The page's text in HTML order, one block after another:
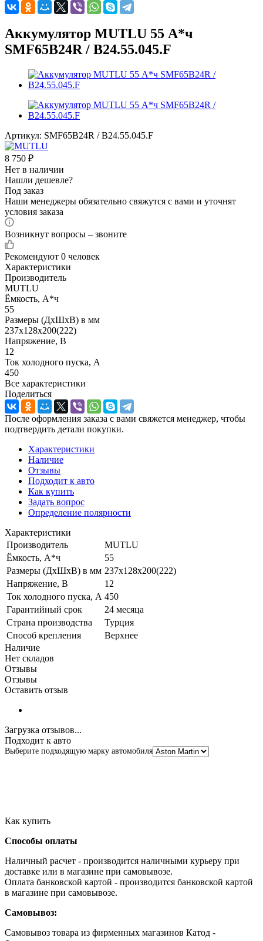
Аккумулятор MUTLU 55 А*ч
SMF65B24R / B24.55.045.F
Артикул: SMF65B24R / B24.55.045.F
8 750 ₽
Нет в наличии
Нашли дешевле?
Под заказ
Наши менеджеры обязательно свяжутся с вами и уточнят
условия заказа
Возникнут вопросы – звоните
Рекомендуют 0 человек
Характеристики
Производитель
MUTLU
Ёмкость, А*ч
55
Размеры (ДхШхВ) в мм
237х128х200(222)
Напряжение, В
12
Ток холодного пуска, А
450
Все характеристики
Поделиться
После оформления заказа с вами свяжется менеджер, чтобы
подтвердить детали покупки.
Характеристики
Наличие
Отзывы
Подходит к авто
Как купить
Задать вопрос
Определение полярности
Характеристики
Производитель
MUTLU
Ёмкость, А*ч
55
Размеры (ДхШхВ) в мм 237х128х200(222)
Напряжение, В
12
Ток холодного пуска, А 450
Гарантийный срок
24 месяца
Страна производства
Турция
Способ крепления
Верхнее
Наличие
Нет складов
Отзывы
Отзывы
Оставить отзыв
Загрузка отзывов...
Подходит к авто
Выберите подходящую марку автомобиля
Как купить
Способы оплаты
Наличный расчет - производится наличными курьеру при
доставке или в магазине при самовывозе.
Оплата банковской картой - производится банковской картой
в магазине при самовывозе.
Самовывоз:
Самовывоз товара из фирменных магазинов Катод -